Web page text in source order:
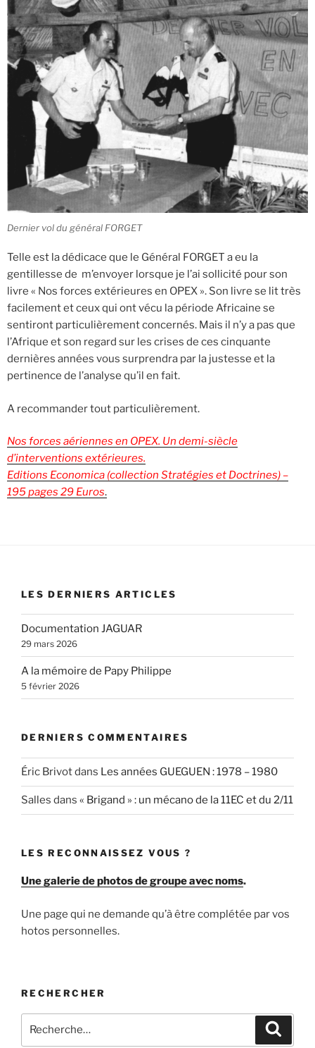
Dernier vol du général FORGET
Telle est la dédicace que le Général FORGET a eu la
gentillesse de m’envoyer lorsque je l’ai sollicité pour son
livre « Nos forces extérieures en OPEX ». Son livre se lit très
facilement et ceux qui ont vécu la période Africaine se
sentiront particulièrement concernés. Mais il n’y a pas que
l’Afrique et son regard sur les crises de ces cinquante
dernières années vous surprendra par la justesse et la
pertinence de l’analyse qu’il en fait.
A recommander tout particulièrement.
Nos forces aériennes en OPEX. Un demi-siècle
d’interventions extérieures.
Editions Economica (collection Stratégies et Doctrines) –
195 pages 29 Euros.
LES DERNIERS ARTICLES
Documentation JAGUAR
29 mars 2026
A la mémoire de Papy Philippe
5 février 2026
DERNIERS COMMENTAIRES
Éric Brivotdans Les années GUEGUEN : 1978 – 1980
Salles dans « Brigand » : un mécano de la 11EC et du 2/11
LES RECONNAISSEZ VOUS ?
Une galerie de photos de groupe avec noms.
Une page qui ne demande qu’à être complétée par vos
hotos personnelles.
RECHERCHER